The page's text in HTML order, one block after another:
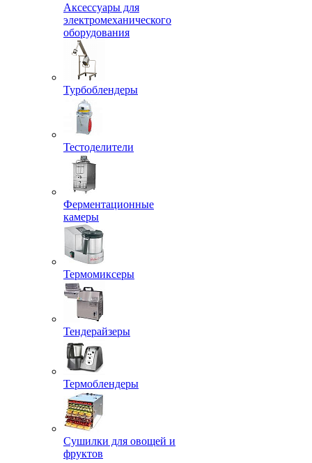
Аксессуары для
электромеханического
оборудования
Турбоблендеры
Тестоделители
Ферментационные
камеры
Термомиксеры
Тендерайзеры
Термоблендеры
Сушилки для овощей и
фруктов